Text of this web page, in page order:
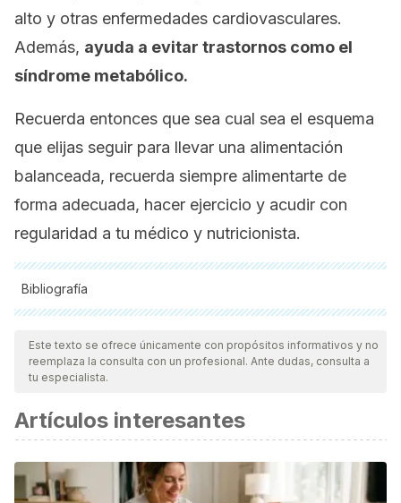
alto y otras enfermedades cardiovasculares.
Además, ayuda a evitar trastornos como el
síndrome metabólico.
Recuerda entonces que sea cual sea el esquema
que elijas seguir para llevar una alimentación
balanceada, recuerda siempre alimentarte de
forma adecuada, hacer ejercicio y acudir con
regularidad a tu médico y nutricionista.
Bibliografía
Todas las fuentes citadas fueron revisadas a profundidad por
nuestro equipo, para asegurar su calidad, confiabilidad,
vigencia y validez.La bibliografía de este artículo fue
científica.
Kushner, R., & Hopson, S. (1998). The food guide pyramid.
Consultant.
https://doi.org/10.1016/S0002-8223
(95)00507-2
Murdock, D. H. (2002). Encyclopedia of Foods. A Guide to
Este texto se ofrece únicamente con propósitos informativos y no
reemplaza la consulta con un profesional. Ante dudas, consulta a
tu especialista.
Artículos interesantes